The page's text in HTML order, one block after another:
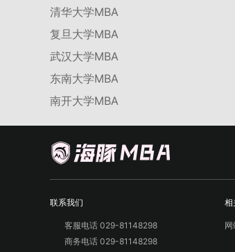
清华大学MBA
复旦大学MBA
武汉大学MBA
东南大学MBA
南开大学MBA
联系我们
客服电话 029-81148298
商务电话 029-81148298
相
网